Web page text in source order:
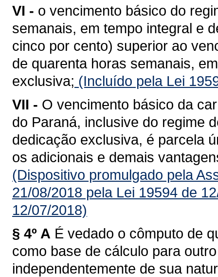
VI - o vencimento básico do
semanais, em tempo integral e
cinco por cento) superior ao
de quarenta horas semanais,
exclusiva; (Incluído pela Lei
VII - O vencimento básico da
do Paraná, inclusive do regime
dedicação exclusiva, é parcela
os adicionais e demais
(Dispositivo promulgado pela
21/08/2018 pela Lei 19594 de
12/07/2018)
§ 4º A É vedado o cômputo de
como base de cálculo para
independentemente de sua